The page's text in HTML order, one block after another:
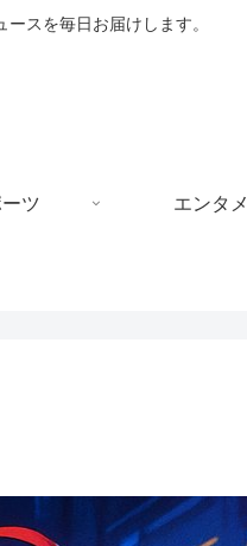
スを毎日お届けします。
ツ エンタメ